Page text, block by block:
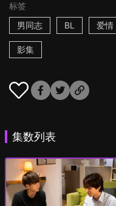
标签
男同志
BL 爱情
影集
集数列表